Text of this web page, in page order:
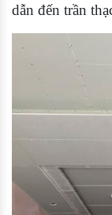
dẫn đến trần